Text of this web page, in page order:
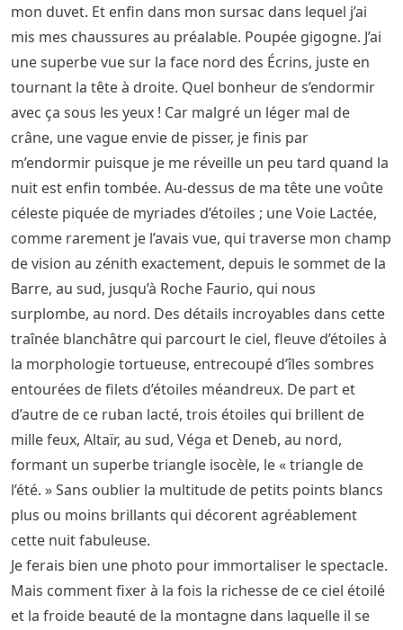
mon duvet. Et enfin dans mon sursac dans lequel j’ai
mis mes chaussures au préalable. Poupée gigogne. J’ai
une superbe vue sur la face nord des Écrins, juste en
tournant la tête à droite. Quel bonheur de s’endormir
avec ça sous les yeux ! Car malgré un léger mal de
crâne, une vague envie de pisser, je finis par
m’endormir puisque je me réveille un peu tard quand la
nuit est enfin tombée. Au-dessus de ma tête une voûte
céleste piquée de myriades d’étoiles ; une Voie Lactée,
comme rarement je l’avais vue, qui traverse mon champ
de vision au zénith exactement, depuis le sommet de la
Barre, au sud, jusqu’à Roche Faurio, qui nous
surplombe, au nord. Des détails incroyables dans cette
traînée blanchâtre qui parcourt le ciel, fleuve d’étoiles à
la morphologie tortueuse, entrecoupé d’îles sombres
entourées de filets d’étoiles méandreux. De part et
d’autre de ce ruban lacté, trois étoiles qui brillent de
mille feux, Altaïr, au sud, Véga et Deneb, au nord,
formant un superbe triangle isocèle, le « triangle de
l’été. » Sans oublier la multitude de petits points blancs
plus ou moins brillants qui décorent agréablement
cette nuit fabuleuse.
Je ferais bien une photo pour immortaliser le spectacle.
Mais comment fixer à la fois la richesse de ce ciel étoilé
et la froide beauté de la montagne dans laquelle il se